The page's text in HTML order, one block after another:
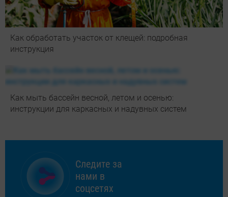
Как обработать участок от клещей: подробная
инструкция
Как мыть бассейн весной, летом и осенью:
инструкции для каркасных и надувных систем
Следите за
нами в
соцсетях